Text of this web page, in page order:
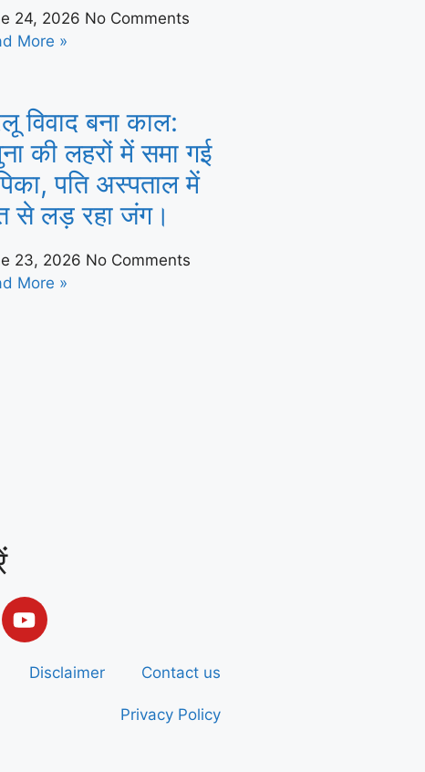
24, 2026 No Comments
More »
विवाद बना काल:
की लहरों में समा गई
पति अस्पताल में
से लड़ रहा जंग।
23, 2026 No Comments
More »
Disclaimer Contact us
Privacy Policy